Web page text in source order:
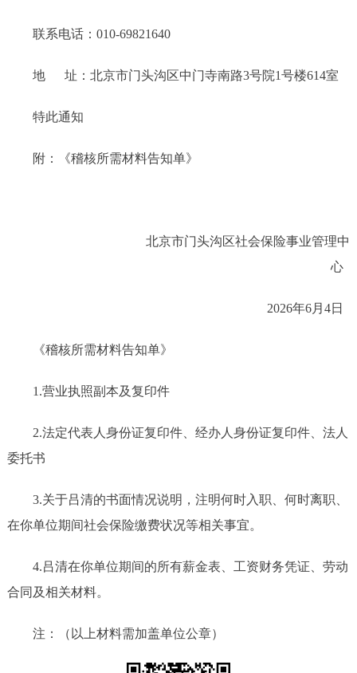
联系电话：010-69821640
地 址：北京市门头沟区中门寺南路3号院1号楼614室
特此通知
附：《稽核所需材料告知单》
北京市门头沟区社会保险事业管理中
心
2026年6月4日
《稽核所需材料告知单》
1.营业执照副本及复印件
2.法定代表人身份证复印件、经办人身份证复印件、法人
委托书
3.关于吕清的书面情况说明，注明何时入职、何时离职、
在你单位期间社会保险缴费状况等相关事宜。
4.吕清在你单位期间的所有薪金表、工资财务凭证、劳动
合同及相关材料。
注：（以上材料需加盖单位公章）